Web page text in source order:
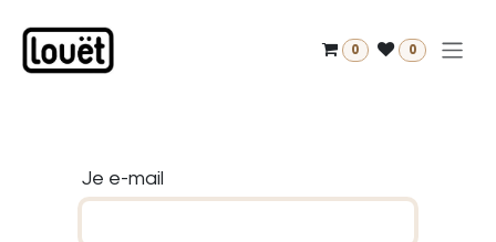
0 0
Je e-mail